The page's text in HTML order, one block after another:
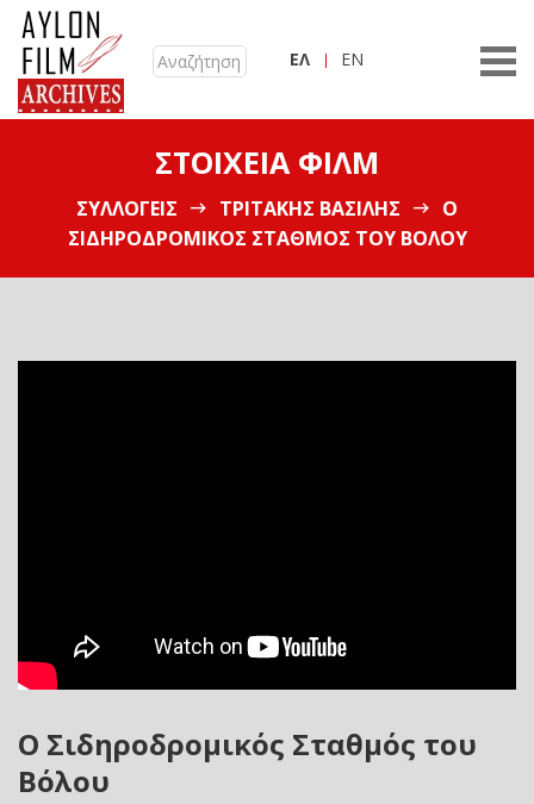
ΕΛ EN
ΣΤΟΙΧΕΊΑ ΦΙΛΜ
ΣΥΛΛΟΓΕΊΣ ΤΡΙΤΆΚΗΣ ΒΑΣΊΛΗΣ
Ο
ΣΙΔΗΡΟΔΡΟΜΙΚΌΣ ΣΤΑΘΜΌΣ ΤΟΥ ΒΌΛΟΥ
Ο Σιδηροδρομικός Σταθμός του
Βόλου